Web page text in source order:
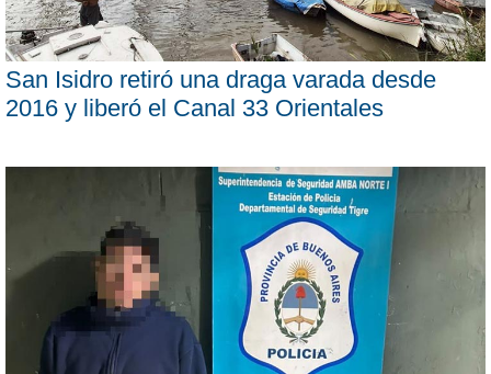
San Isidro retiró una draga varada desde
2016 y liberó el Canal 33 Orientales